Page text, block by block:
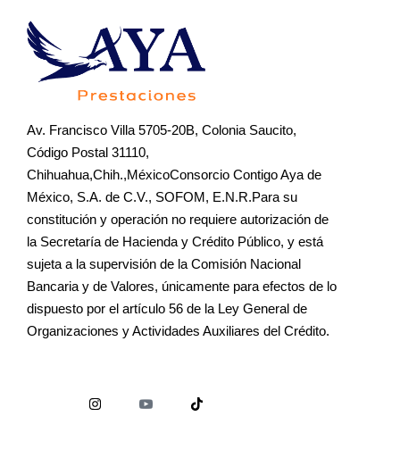
Av. Francisco Villa 5705-20B, Colonia Saucito,
Código Postal 31110,
Chihuahua,Chih.,MéxicoConsorcio Contigo Aya de
México, S.A. de C.V., SOFOM, E.N.R.Para su
constitución y operación no requiere autorización de
la Secretaría de Hacienda y Crédito Público, y está
sujeta a la supervisión de la Comisión Nacional
Bancaria y de Valores, únicamente para efectos de lo
dispuesto por el artículo 56 de la Ley General de
Organizaciones y Actividades Auxiliares del Crédito.